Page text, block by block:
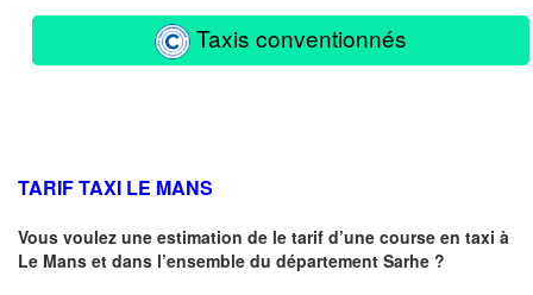
Taxis conventionnés
TARIF TAXI LE MANS
Vous voulez une estimation de le tarif d’une course en taxi à
Le Mans et dans l’ensemble du département Sarhe ?